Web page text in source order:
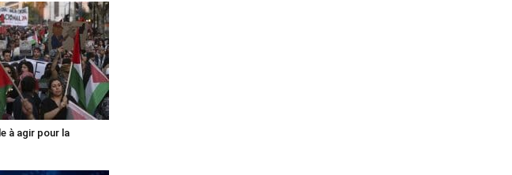
à agir pour la